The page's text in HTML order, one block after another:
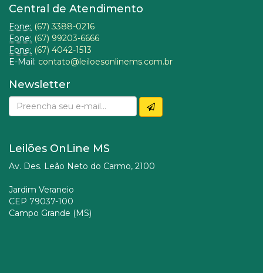
Central de Atendimento
Fone: (67) 3388-0216
Fone: (67) 99203-6666
Fone: (67) 4042-1513
E-Mail: contato@leiloesonlinems.com.br
Newsletter
Leilões OnLine MS
Av. Des. Leão Neto do Carmo, 2100
Jardim Veraneio
CEP 79037-100
Campo Grande (MS)